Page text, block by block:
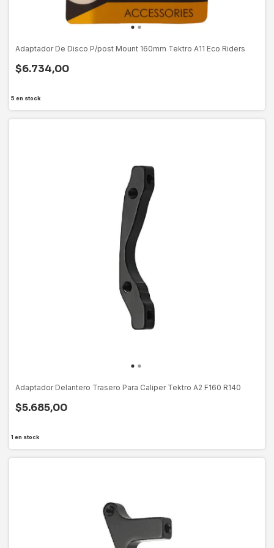
Adaptador De Disco P/post Mount 160mm Tektro A11 Eco Riders
$6.734,00
5 en stock
Adaptador Delantero Trasero Para Caliper Tektro A2 F160 R140
$5.685,00
1 en stock